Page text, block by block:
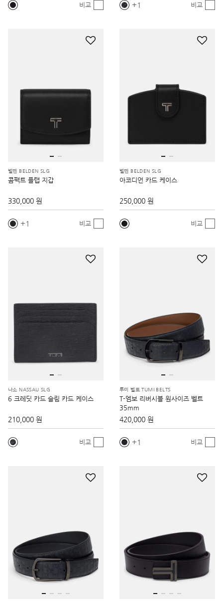
비교 1 비교
벨덴 BELDEN SLG
콤팩트 플랩 지갑
330,000 원
1 비교
벨덴 BELDEN SLG
아코디언 카드 케이스
250,000 원
비교
나소 NASSAU SLG
6 크레딧 카드 슬림 카드 케이스
210,000 원
비교
투미 벨트 TUMI BELTS
T-엠보 리버시블 원사이즈 벨트
35mm
420,000 원
1 비교